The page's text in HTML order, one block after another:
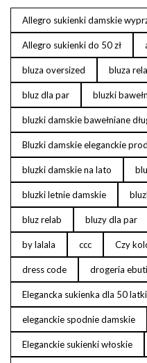
Allegro sukienki damskie
Allegro sukienki do 50 zł
bluza oversized bluza
bluz dla par bluzki
bluzki damskie bawełniane
Bluzki damskie eleganckie
bluzki damskie na lato
bluzki letnie damskie
bluz relab bluzy dla par
by lalala ccc Czy
dress code drogeria
Elegancka sukienka dla 50 latki
eleganckie spodnie damskie
Eleganckie sukienki włoskie